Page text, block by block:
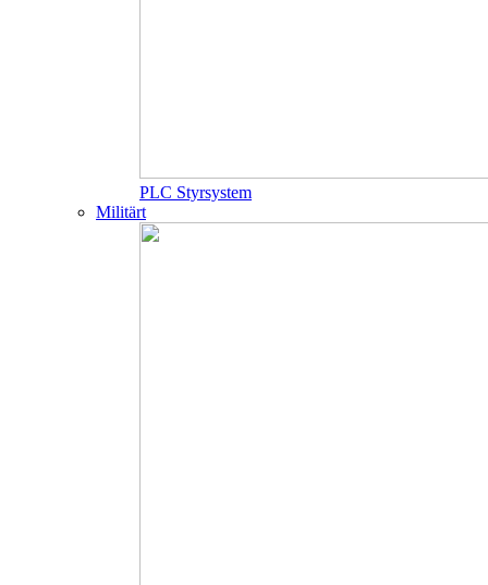
PLC Styrsystem
Militärt